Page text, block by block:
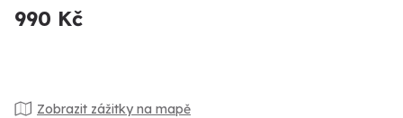
990 Kč
Zobrazit zážitky na mapě